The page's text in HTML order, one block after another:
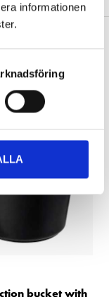
informationen
bucket with